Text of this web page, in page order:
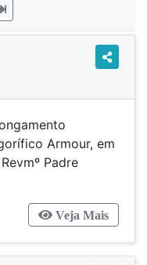
Armour, em
Padre
Veja Mais